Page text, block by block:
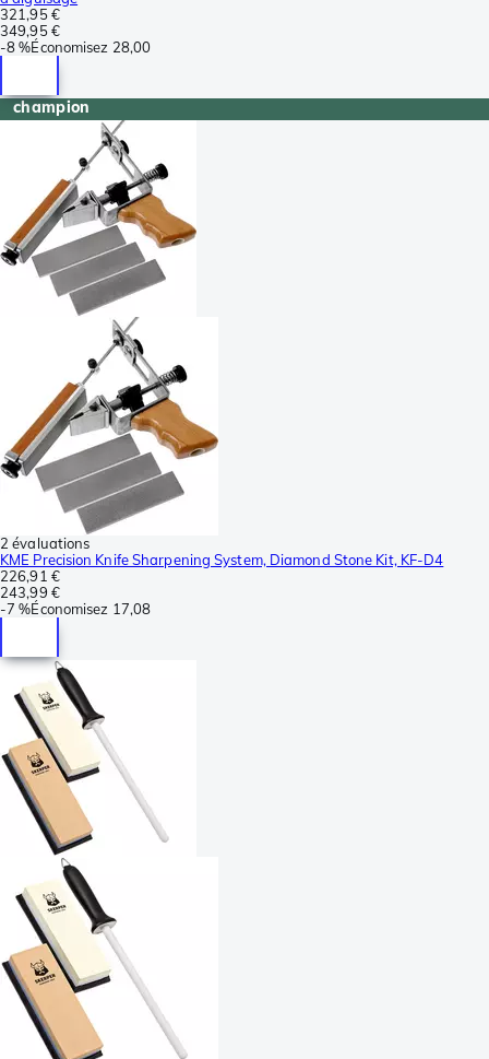
321,95 €
349,95 €
-8 %Économisez 28,00
champion
2 évaluations
KME Precision Knife Sharpening System, Diamond Stone Kit, KF-D4
226,91 €
243,99 €
-7 %Économisez 17,08